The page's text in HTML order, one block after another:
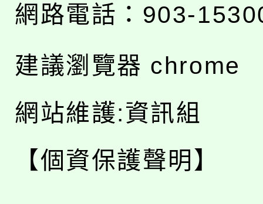
網路電話：903-
建議瀏覽器 chrome
網站維護:資訊組
【個資保護聲明】